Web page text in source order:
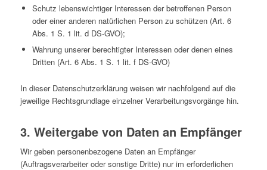
Schutz lebenswichtiger Interessen der betroffenen Person
oder einer anderen natürlichen Person zu schützen (Art. 6
Abs. 1 S. 1 lit. d DS-GVO);
Wahrung unserer berechtigter Interessen oder denen eines
Dritten (Art. 6 Abs. 1 S. 1 lit. f DS-GVO)
In dieser Datenschutzerklärung weisen wir nachfolgend auf die
jeweilige Rechtsgrundlage einzelner Verarbeitungsvorgänge hin.
3. Weitergabe von Daten an Empfänger
Wir geben personenbezogene Daten an Empfänger
(Auftragsverarbeiter oder sonstige Dritte) nur im erforderlichen